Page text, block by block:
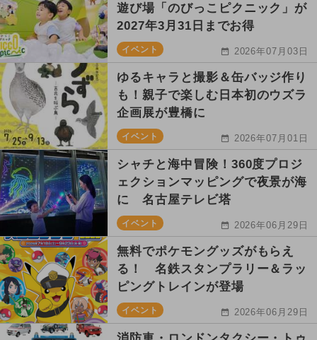
遊び場「のびっこピクニック」が
2027年3月31日までお得
イベント 2026年07月03日
ゆるキャラと撮影＆缶バッジ作り
も！親子で楽しむ日本初のウズラ
企画展が豊橋に
イベント 2026年07月01日
シャチと海中冒険！360度プロジ
ェクションマッピングで夜景が海
に 名古屋テレビ塔
イベント 2026年06月29日
無料でポケモングッズがもらえ
る！ 名鉄スタンプラリー＆ラッ
ピングトレインが登場
イベント 2026年06月29日